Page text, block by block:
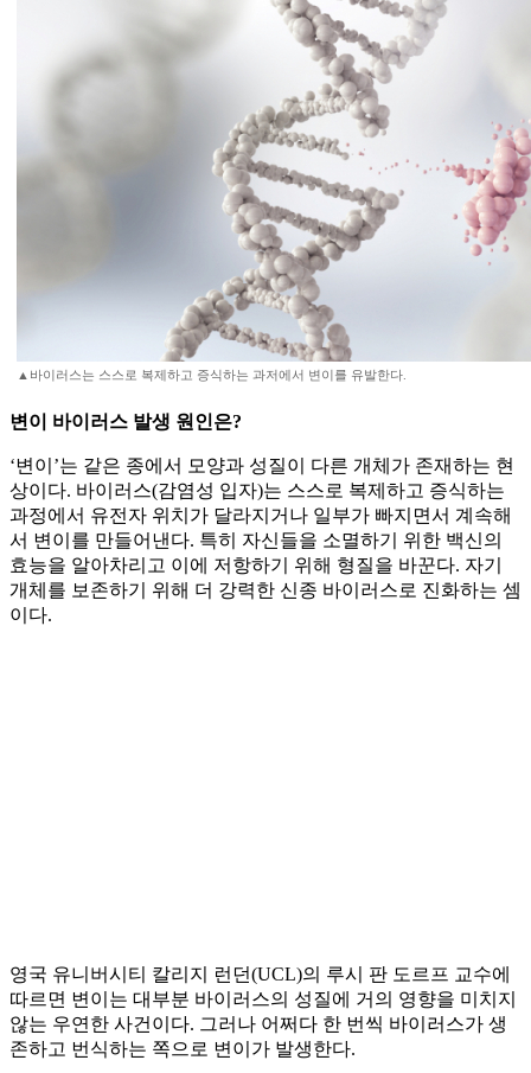
▲바이러스는 스스로 복제하고 증식하는 과저에서 변이를 유발한다.
변이 바이러스 발생 원인은?
‘변이’는 같은 종에서 모양과 성질이 다른 개체가 존재하는 현
상이다. 바이러스(감염성 입자)는 스스로 복제하고 증식하는
과정에서 유전자 위치가 달라지거나 일부가 빠지면서 계속해
서 변이를 만들어낸다. 특히 자신들을 소멸하기 위한 백신의
효능을 알아차리고 이에 저항하기 위해 형질을 바꾼다. 자기
개체를 보존하기 위해 더 강력한 신종 바이러스로 진화하는 셈
이다.
영국 유니버시티 칼리지 런던(UCL)의 루시 판 도르프 교수에
따르면 변이는 대부분 바이러스의 성질에 거의 영향을 미치지
않는 우연한 사건이다. 그러나 어쩌다 한 번씩 바이러스가 생
존하고 번식하는 쪽으로 변이가 발생한다.